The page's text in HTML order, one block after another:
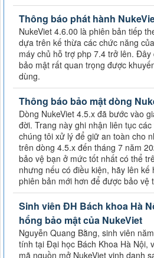
Thông báo phát hành
NukeViet 4.6.00 là phiên bản tiếp
dựa trên kế thừa các chức năng
máy chủ hỗ trợ php 7.4 trở lên.
bảo mật rất quan trọng được
dùng.
Thông báo bảo mật dòng
Dòng NukeViet 4.5.x đã bước vào
đời. Trang này ghi nhận liên tục
chúng tôi xử lý để giữ an toàn cho
trên dòng 4.5.x đến tháng 7 năm
bảo vệ bạn ở mức tốt nhất có thể
nhưng nếu có điều kiện, hãy lên kế
phiên bản mới hơn để được bảo vệ
Sinh viên ĐH Bách khoa Hà
hổng bảo mật của NukeViet
Nguyễn Quang Bằng, sinh viên
tính tại Đại học Bách Khoa Hà Nội,
mã nguồn mở NukeViet vinh danh